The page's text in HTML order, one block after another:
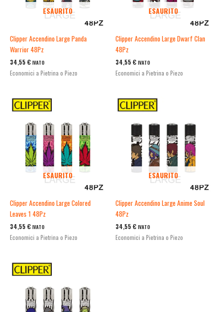
ESAURITO
Clipper Accendino Large Panda
Warrior 48Pz
34,55 € IVATO
Economici a Pietrina o Piezo
ESAURITO
Clipper Accendino Large Dwarf Clan
48Pz
34,55 € IVATO
Economici a Pietrina o Piezo
ESAURITO
Clipper Accendino Large Colored
Leaves 1 48Pz
34,55 € IVATO
Economici a Pietrina o Piezo
ESAURITO
Clipper Accendino Large Anime Soul
48Pz
34,55 € IVATO
Economici a Pietrina o Piezo